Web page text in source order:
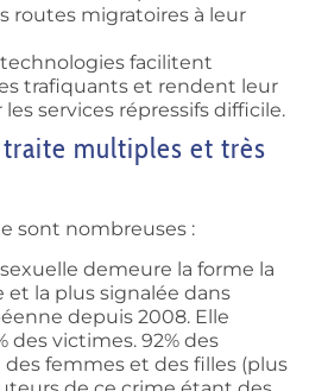
routes migratoires à leur
facilitent
trafiquants et rendent leur
services répressifs difficile.
multiples et très
sont nombreuses :
demeure la forme la
et la plus signalée dans
depuis 2008. Elle
des victimes. 92% des
femmes et des filles (plus